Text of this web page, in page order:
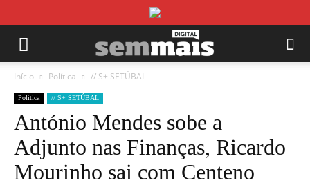
Início Política // S+ SETÚBAL
Política // S+ SETÚBAL
António Mendes sobe a
Adjunto nas Finanças, Ricardo
Mourinho sai com Centeno